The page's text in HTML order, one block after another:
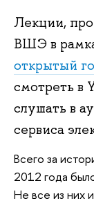
Лекции,
ВШЭ в
открытый
смотреть в
слушать в
сервиса
Всего за
2012 года
Не все из них